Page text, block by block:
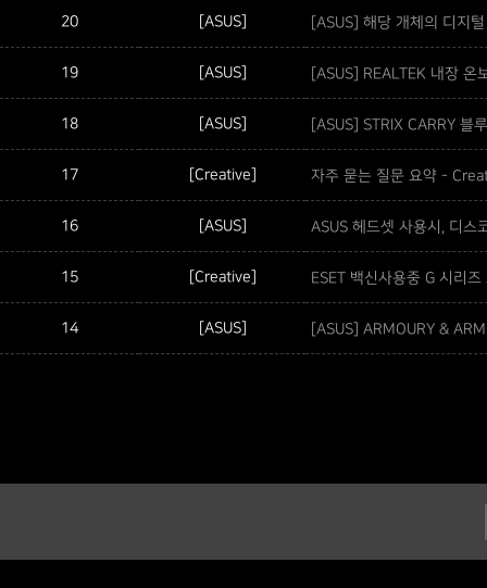
20 [ASUS] [ASUS] 해당 개체의 디지
19 [ASUS] [ASUS] REALTEK 내장
18 [ASUS] [ASUS] STRIX CARRY 블
17 [Creative] 자주 묻는 질문 요약 -
16 [ASUS] ASUS 헤드셋 사용시, 디스
15 [Creative] ESET 백신사용중 G 시리
14 [ASUS] [ASUS] ARMOURY &